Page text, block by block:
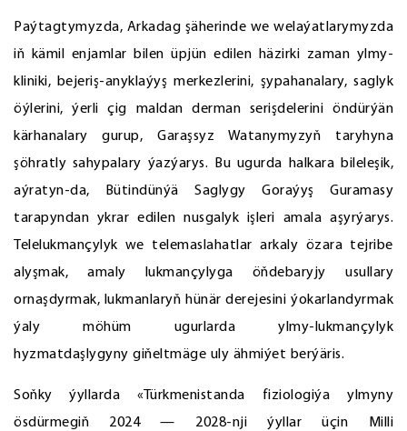
Paýtagtymyzda, Arkadag şäherinde we welaýatlarymyzda
iň kämil enjamlar bilen üpjün edilen häzirki zaman ylmy-
kliniki, bejeriş-anyklaýyş merkezlerini, şypahanalary, saglyk
öýlerini, ýerli çig maldan derman serişdelerini öndürýän
kärhanalary gurup, Garaşsyz Watanymyzyň taryhyna
şöhratly sahypalary ýazýarys. Bu ugurda halkara bileleşik,
aýratyn-da, Bütindünýä Saglygy Goraýyş Guramasy
tarapyndan ykrar edilen nusgalyk işleri amala aşyrýarys.
Telelukmançylyk we telemaslahatlar arkaly özara tejribe
alyşmak, amaly lukmançylyga öňdebaryjy usullary
ornaşdyrmak, lukmanlaryň hünär derejesini ýokarlandyrmak
ýaly möhüm ugurlarda ylmy-lukmançylyk
hyzmatdaşlygyny giňeltmäge uly ähmiýet berýäris.
Soňky ýyllarda «Türkmenistanda fiziologiýa ylmyny
ösdürmegiň 2024 — 2028-nji ýyllar üçin Milli